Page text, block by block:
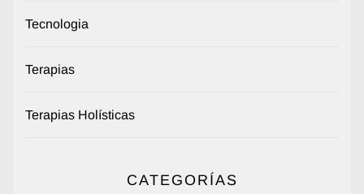
Tecnologia
Terapias
Terapias Holísticas
CATEGORÍAS